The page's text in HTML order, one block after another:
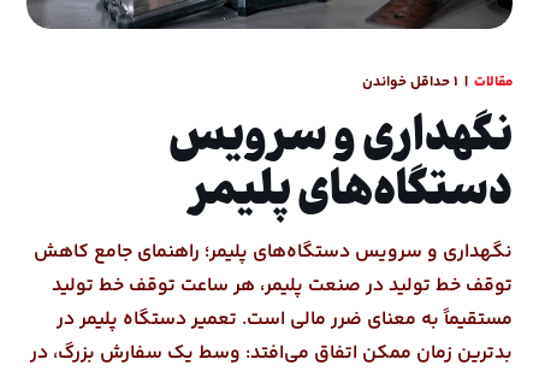
مقالات 1 حداقل خواندن
نگهداری و سرویس
دستگاه‌های پلیمر
نگهداری و سرویس دستگاه‌های پلیمر؛ راهنمای جامع کاهش
توقف خط تولید در صنعت پلیمر، هر ساعت توقف خط تولید
مستقیماً به معنای ضرر مالی است. تعمیر دستگاه پلیمر در
بدترین زمان ممکن اتفاق می‌افتد: وسط یک سفارش بزرگ، در